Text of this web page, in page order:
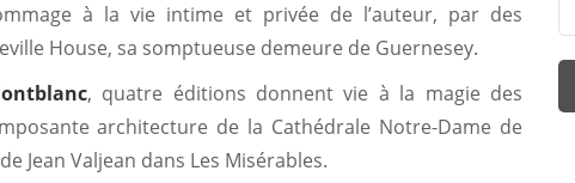
à la vie intime et privée de l’auteur, par des
House, sa somptueuse demeure de Guernesey.
, quatre éditions donnent vie à la magie des
architecture de la Cathédrale Notre-Dame de
Jean Valjean dans Les Misérables.